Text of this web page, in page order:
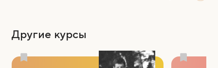
Другие курсы